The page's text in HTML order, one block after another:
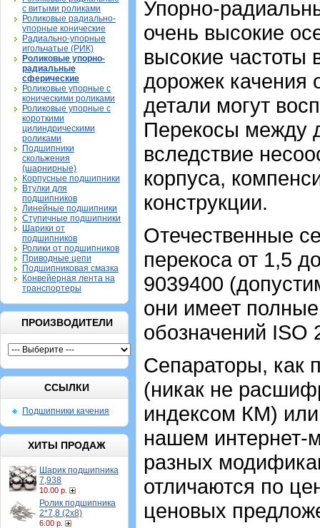
с витыми роликами
Роликовые радиально-
упорные конические
Радиально-упорные
игольчатые (РИК)
Роликовые упорно-
радиальные
сферические
Роликовые упорные с
коническими роликами
Роликовые упорные с
короткими
цилиндрическими
роликами
Подшипники
скольжения
(шарнирные)
Корпусные подшипники
Втулки для
подшипников
Линейные подшипники
Ступичные подшипники
Шарики от
подшипников
Ролики от подшипников
Приводные цепи
Подшипниковая смазка
Конвейерная лента на
транспортеры
ПРОИЗВОДИТЕЛИ
ССЫЛКИ
Подшипники качения
ХИТЫ ПРОДАЖ
Шарик подшипника
7,938
10.00 р.
Ролик подшипника
2*7,8 (2х8)
6.00 р.
Упорно-
очень высокие
высокие частоты
дорожек качения
детали могут
Перекосы между
вследствие
корпуса,
конструкции.
Отечественные
перекоса от 1,5
9039400
они имеет
обозначений ISO
Сепараторы, как
(никак не
индексом КМ)
нашем интернет-
разных
отличаются по
ценовых